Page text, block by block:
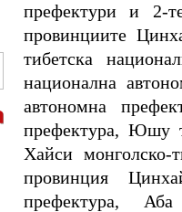
префектури и 2-
провинциите
тибетска
национална
автономна
префектура, Юшу
Хайси монголско-
провинция
префектура, Аба